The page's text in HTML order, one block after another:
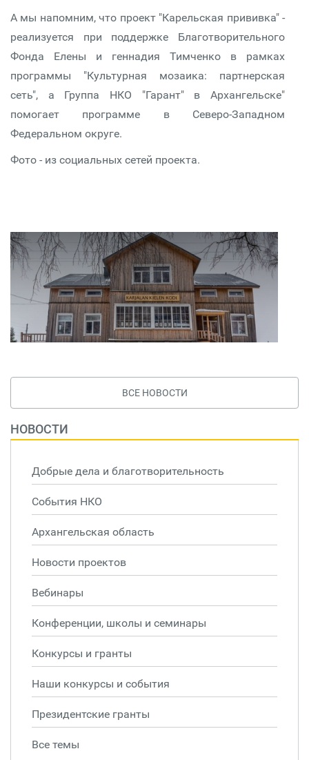
А мы напомним, что проект "Карельская прививка" -
реализуется при поддержке Благотворительного
Фонда Елены и геннадия Тимченко в рамках
программы "Культурная мозаика: партнерская
сеть", а Группа НКО "Гарант" в Архангельске"
помогает программе в Северо-Западном
Федеральном округе.
Фото - из социальных сетей проекта.
ВСЕ НОВОСТИ
НОВОСТИ
Добрые дела и благотворительность
События НКО
Архангельская область
Новости проектов
Вебинары
Конференции, школы и семинары
Конкурсы и гранты
Наши конкурсы и события
Президентские гранты
Все темы